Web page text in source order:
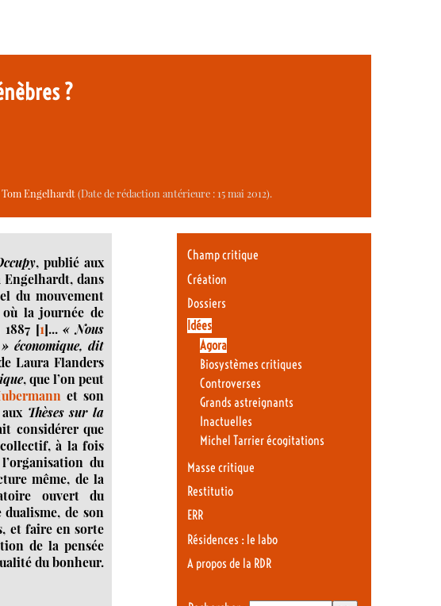
?
Tom Engelhardt(Date de rédaction antérieure : 15 mai 2012).
, publié aux
dans
du mouvement
la journée de
[1]...« Nous
économique, dit
Laura Flanders
, que l’on peut
et son
Thèses sur la
considérer que
à la fois
du
même, de la
ouvert du
de son
et faire en sorte
de la pensée
du bonheur.
Champ critique
Création
Dossiers
Idées
Agora
Biosystèmes critiques
Controverses
Grands astreignants
Inactuelles
Michel Tarrier écogitations
Masse critique
Restitutio
ERR
Résidences : le labo
A propos de la RDR